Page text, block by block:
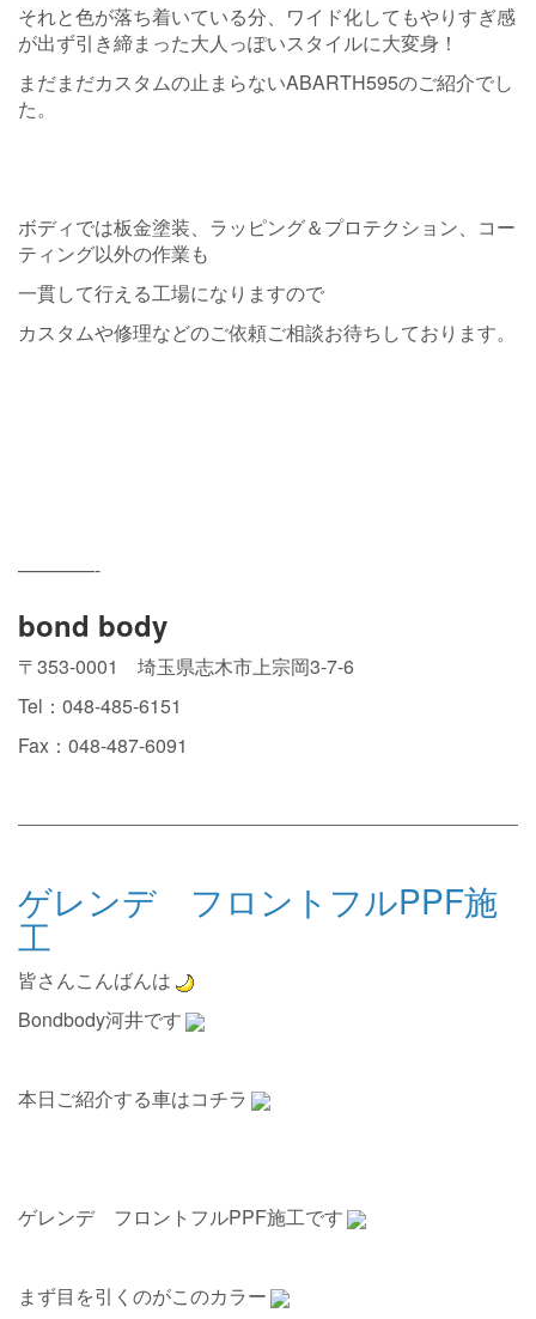
それと色が落ち着いている分、ワイド化してもやりすぎ感
が出ず引き締まった大人っぽいスタイルに大変身！
まだまだカスタムの止まらないABARTH595のご紹介でし
た。
ボディでは板金塗装、ラッピング＆プロテクション、コー
ティング以外の作業も
一貫して行える工場になりますので
カスタムや修理などのご依頼ご相談お待ちしております。
————-
bond body
〒353-0001 埼玉県志木市上宗岡3-7-6
Tel：048-485-6151
Fax：048-487-6091
ゲレンデ フロントフルPPF施
工
皆さんこんばんは
Bondbody河井です
本日ご紹介する車はコチラ
ゲレンデ フロントフルPPF施工です
まず目を引くのがこのカラー